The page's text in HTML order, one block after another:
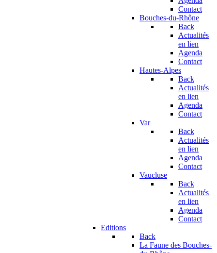
Contact
Bouches-du-Rhône
Back
Actualités
en lien
Agenda
Contact
Hautes-Alpes
Back
Actualités
en lien
Agenda
Contact
Var
Back
Actualités
en lien
Agenda
Contact
Vaucluse
Back
Actualités
en lien
Agenda
Contact
Editions
Back
La Faune des Bouches-